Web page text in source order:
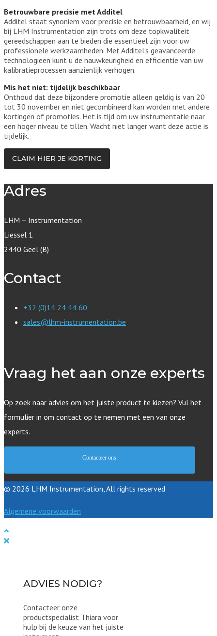
Betrouwbare precisie met Additel
Additel staat synoniem voor precisie en betrouwbaarheid, en wij
bij LHM Instrumentation zijn trots om deze topkwaliteit
gereedschappen aan te bieden die essentieel zijn voor uw
professionele werkzaamheden. Met Additel’s geavanceerde
technologieën kunt u de nauwkeurigheid en efficiëntie van uw
kalibratieprocessen aanzienlijk verhogen.
Mis het niet: tijdelijk beschikbaar
Onthoud dat deze bijzondere promotie alleen geldig is van 20
tot 30 november en niet gecombineerd kan worden met andere
kortingen of promoties. Het is tijd om uw instrumentatie naar
een hoger niveau te tillen. Wacht niet langer want deze actie is
tijdelijk.
CLAIM HIER JE KORTING
Adres
LHM – Instrumentation
Liessel 1
2440 Geel (B)
Contact
+32 (0)14 24 44 60
sales@lhm-instrumentation.be
Vraag het aan onze experts
Op zoek naar advies om het juiste product te kiezen? Vul het
formulier in om contact op te nemen met een van onze
experts.
Contacteer ons
© 2026 LHM Instrumentation, All rights reserved
Algemene voorwaarden
ADVIES NODIG?
Contacteer onze
productspecialist Thiara voor
hulp bij de keuze van het juiste